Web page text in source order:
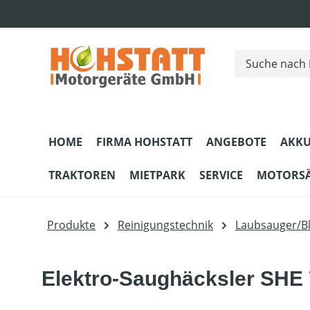
HOME FIRMA HOHSTATT ANGEBOTE
TRAKTOREN MIETPARK SERVICE
Produkte Reinigungstechnik Laubsauger/
Elektro-Saughäcksler SHE